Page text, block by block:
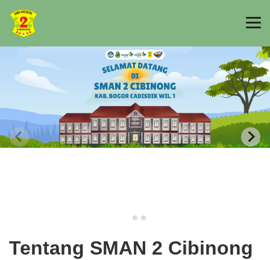
Tentang SMAN 2 Cibinong